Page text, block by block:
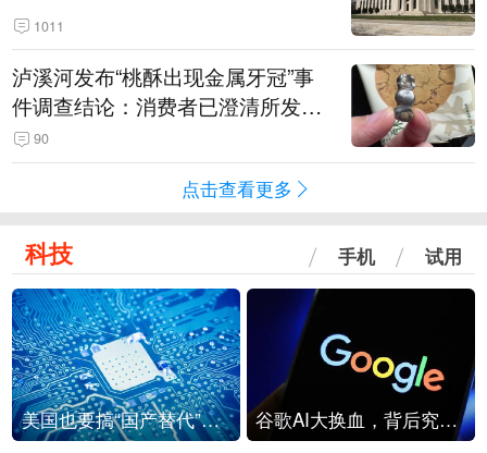
1011
泸溪河发布“桃酥出现金属牙冠”事
件调查结论：消费者已澄清所发视
频情况不属实
90
点击查看更多
科技 手机 试用
美国也要搞“国产替代”？先算清三笔账 谷歌AI大换血，背后究竟发生了什么？